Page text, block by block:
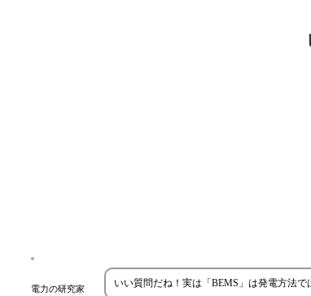
電力の研究家 いい質問だね！実は「BEMS」は発電方法